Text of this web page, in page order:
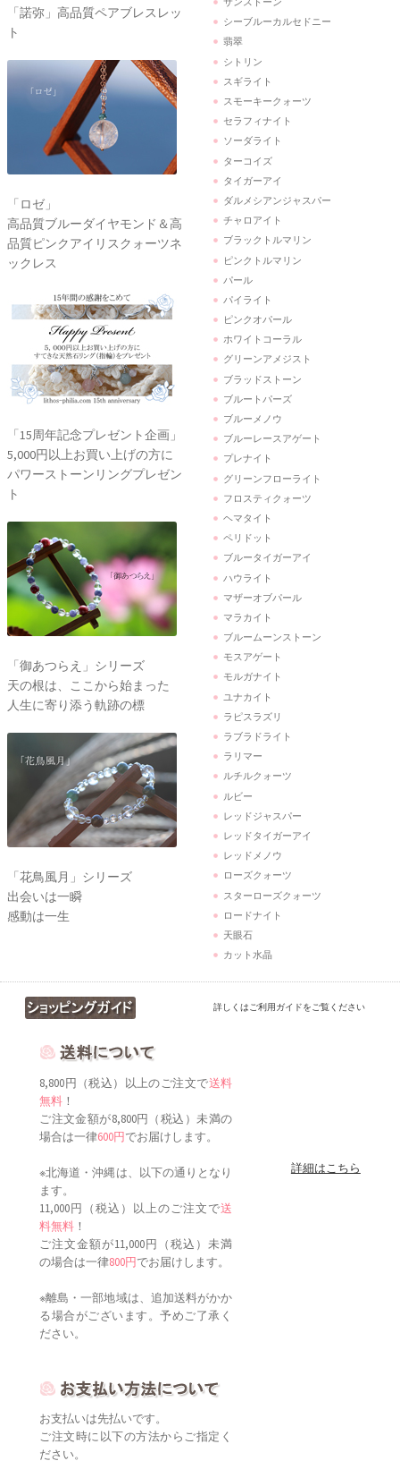
「諾弥」高品質ペアブレスレッ
ト
「ロゼ」
高品質ブルーダイヤモンド＆高
品質ピンクアイリスクォーツネ
ックレス
「15周年記念プレゼント企画」
5,000円以上お買い上げの方に
パワーストーンリングプレゼン
ト
「御あつらえ」シリーズ
天の根は、ここから始まった
人生に寄り添う軌跡の標
「花鳥風月」シリーズ
出会いは一瞬
感動は一生
シーブルーカルセドニー
翡翠
シトリン
スギライト
スモーキークォーツ
セラフィナイト
ソーダライト
ターコイズ
タイガーアイ
ダルメシアンジャスパー
チャロアイト
ブラックトルマリン
ピンクトルマリン
パール
パイライト
ピンクオパール
ホワイトコーラル
グリーンアメジスト
ブラッドストーン
ブルートパーズ
ブルーメノウ
ブルーレースアゲート
プレナイト
グリーンフローライト
フロスティクォーツ
ヘマタイト
ペリドット
ブルータイガーアイ
ハウライト
マザーオブパール
マラカイト
ブルームーンストーン
モスアゲート
モルガナイト
ユナカイト
ラピスラズリ
ラブラドライト
ラリマー
ルチルクォーツ
ルビー
レッドジャスパー
レッドタイガーアイ
レッドメノウ
ローズクォーツ
スターローズクォーツ
ロードナイト
天眼石
カット水晶
詳しくはご利用ガイドをご覧ください
8,800円（税込）以上のご注文で送料
無料 ！
ご注文金額が8,800円（税込）未満の
場合は一律600円でお届けします。
※北海道・沖縄は、以下の通りとなり
ます。
11,000円（税込）以上のご注文で送
料無料 ！
ご注文金額が11,000円（税込）未満
の場合は一律800円でお届けします。
※離島・一部地域は、追加送料がかか
る場合がございます。予めご了承く
ださい。
詳細はこちら
お支払いは先払いです。
ご注文時に以下の方法からご指定く
ださい。